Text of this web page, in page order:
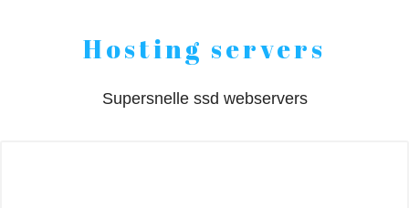
Hosting servers
Supersnelle ssd webservers